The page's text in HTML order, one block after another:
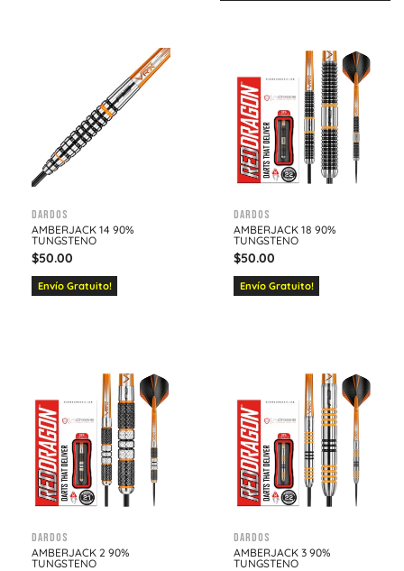
Dardos
AMBERJACK 14 90%
TUNGSTENO
$50.00
Envío Gratuito!
Dardos
AMBERJACK 18 90%
TUNGSTENO
$50.00
Envío Gratuito!
Dardos
AMBERJACK 2 90%
TUNGSTENO
Dardos
AMBERJACK 3 90%
TUNGSTENO